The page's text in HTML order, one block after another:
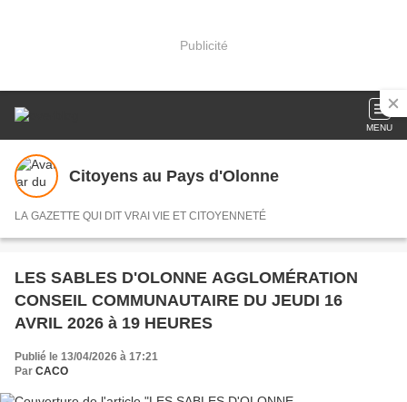
Publicité
MENU
Citoyens au Pays d'Olonne
LA GAZETTE QUI DIT VRAI VIE ET CITOYENNETÉ
LES SABLES D'OLONNE AGGLOMÉRATION
CONSEIL COMMUNAUTAIRE DU JEUDI 16
AVRIL 2026 à 19 HEURES
Publié le 13/04/2026 à 17:21
Par CACO